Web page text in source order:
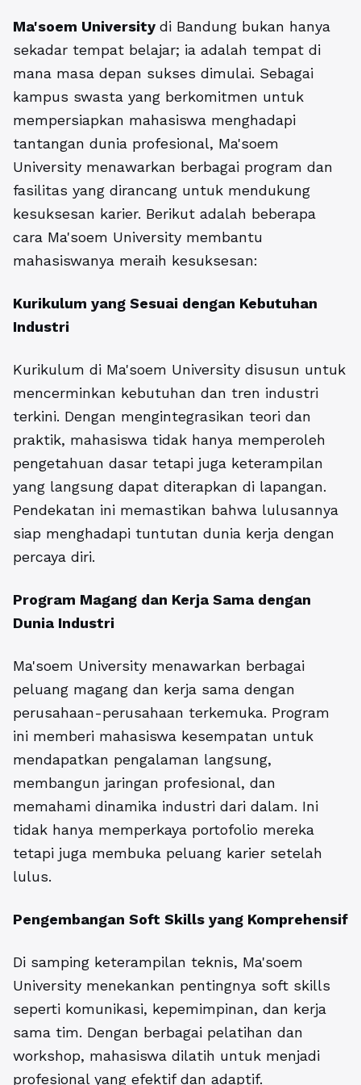
Ma'soem University di Bandung bukan hanya
sekadar tempat belajar; ia adalah tempat di
mana masa depan sukses dimulai. Sebagai
kampus swasta yang berkomitmen untuk
mempersiapkan mahasiswa menghadapi
tantangan dunia profesional, Ma'soem
University menawarkan berbagai program dan
fasilitas yang dirancang untuk mendukung
kesuksesan karier. Berikut adalah beberapa
cara Ma'soem University membantu
mahasiswanya meraih kesuksesan:
Kurikulum yang Sesuai dengan Kebutuhan
Industri
Kurikulum di Ma'soem University disusun untuk
mencerminkan kebutuhan dan tren industri
terkini. Dengan mengintegrasikan teori dan
praktik, mahasiswa tidak hanya memperoleh
pengetahuan dasar tetapi juga keterampilan
yang langsung dapat diterapkan di lapangan.
Pendekatan ini memastikan bahwa lulusannya
siap menghadapi tuntutan dunia kerja dengan
percaya diri.
Program Magang dan Kerja Sama dengan
Dunia Industri
Ma'soem University menawarkan berbagai
peluang magang dan kerja sama dengan
perusahaan-perusahaan terkemuka. Program
ini memberi mahasiswa kesempatan untuk
mendapatkan pengalaman langsung,
membangun jaringan profesional, dan
memahami dinamika industri dari dalam. Ini
tidak hanya memperkaya portofolio mereka
tetapi juga membuka peluang karier setelah
lulus.
Pengembangan Soft Skills yang Komprehensif
Di samping keterampilan teknis, Ma'soem
University menekankan pentingnya soft skills
seperti komunikasi, kepemimpinan, dan kerja
sama tim. Dengan berbagai pelatihan dan
workshop, mahasiswa dilatih untuk menjadi
profesional yang efektif dan adaptif.